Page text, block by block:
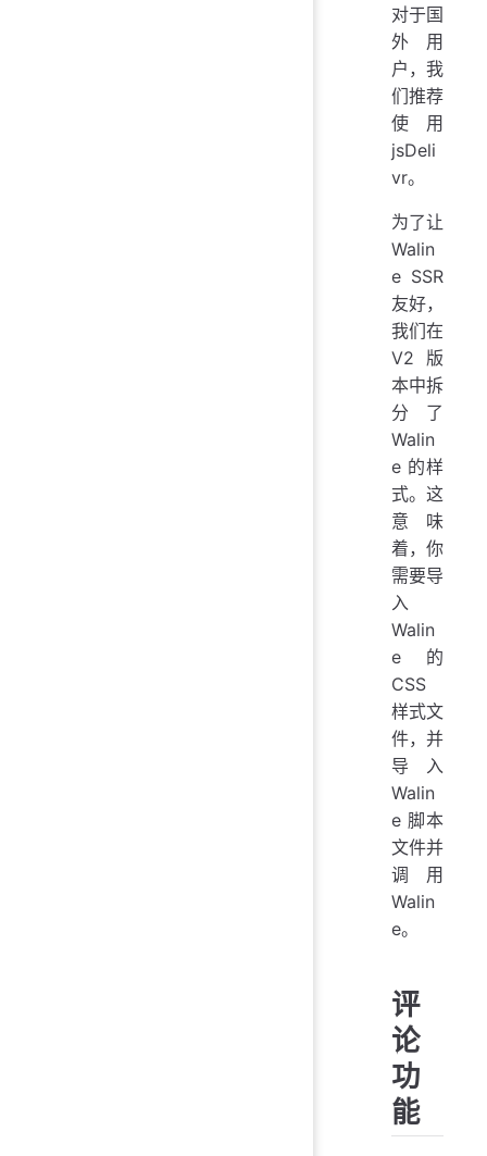
对于国
外用
户，我
们推荐
使用
jsDeli
vr。
为了让
Walin
e SSR
友好，
我们在
V2 版
本中拆
分了
Walin
e 的样
式。这
意味
着，你
需要导
入
Walin
e 的
CSS
样式文
件，并
导入
Walin
e 脚本
文件并
调用
Walin
e。
评
论
功
能